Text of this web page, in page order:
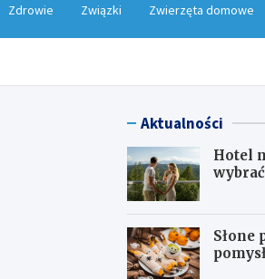
Zdrowie Związki Zwierzęta domowe
Aktualności
Hotel
Słone